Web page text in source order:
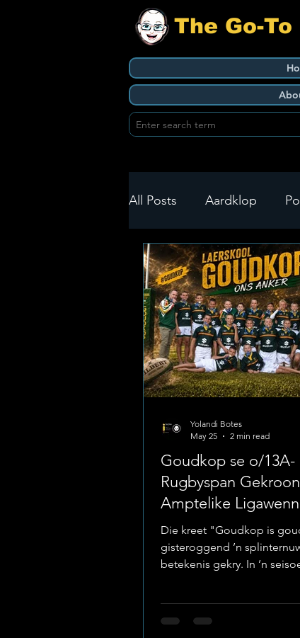
The Go-To
All Posts Aardklop
Ikageng Klerksdorp
Build It Green Health
Goudkop se o/13A-
Rugbyspan
Amptelike
Die kreet "Goudkop is
gisteroggend ’n
betekenis gekry. In ’n
pure fisiese staal, het
Yolandi Botes
May 25
2 min read